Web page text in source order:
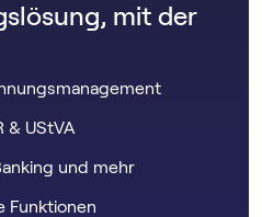
mit der
& UStVA
und mehr
Funktionen